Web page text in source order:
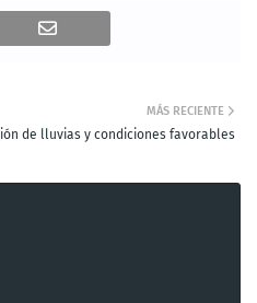
MÁS RECIENTE
de lluvias y condiciones favorables